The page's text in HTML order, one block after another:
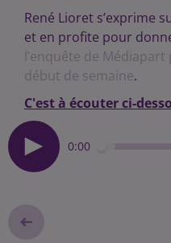
René Lioret s’exprime
et en profite pour
l’enquête de
début de semaine.
C'est à écouter ci-
0:00